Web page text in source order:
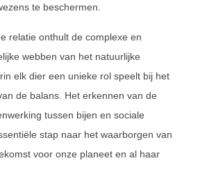
te beschermen.
relatie onthult de complexe en
webben van het natuurlijke
elk dier een unieke rol speelt bij het
de balans. Het erkennen van de
tussen bijen en sociale
stap naar het waarborgen van
voor onze planeet en al haar